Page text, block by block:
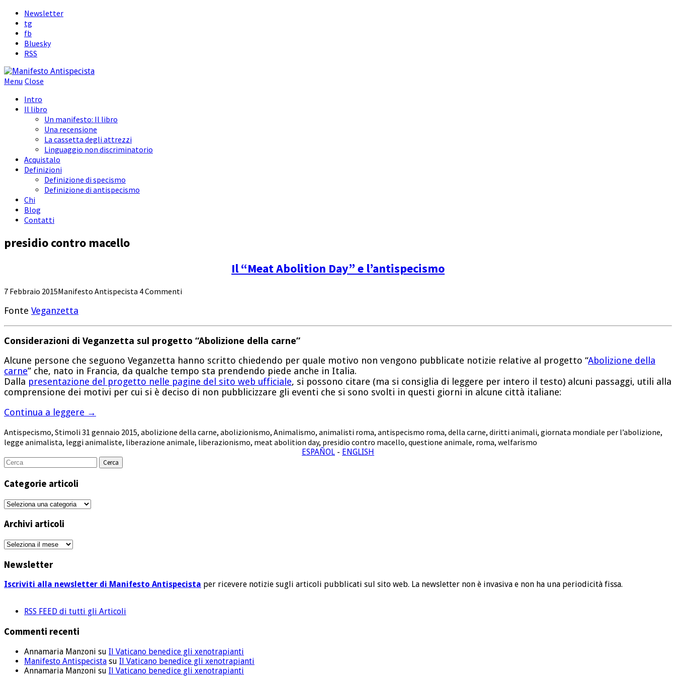
Newsletter
tg
fb
Bluesky
RSS
Menu Close
Intro
Il libro
Un manifesto: Il libro
Una recensione
La cassetta degli attrezzi
Linguaggio non discriminatorio
Acquistalo
Definizioni
Definizione di specismo
Definizione di antispecismo
Chi
Blog
Contatti
presidio contro macello
Il “Meat Abolition Day” e l’antispecismo
7 Febbraio 2015Manifesto Antispecista 4 Commenti
Fonte Veganzetta
Considerazioni di Veganzetta sul progetto “Abolizione della carne”
Alcune persone che seguono Veganzetta hanno scritto chiedendo per quale motivo non vengono pubblicate notizie relative al progetto “Abolizione della
carne” che, nato in Francia, da qualche tempo sta prendendo piede anche in Italia.
Dalla presentazione del progetto nelle pagine del sito web ufficiale, si possono citare (ma si consiglia di leggere per intero il testo) alcuni passaggi, utili alla
comprensione dei motivi per cui si è deciso di non pubblicizzare gli eventi che si sono svolti in questi giorni in alcune città italiane:
Continua a leggere →
Antispecismo, Stimoli31 gennaio 2015, abolizione della carne, abolizionismo, Animalismo, animalisti roma, antispecismo roma, della carne, diritti animali, giornata mondiale per l’abolizione,
legge animalista, leggi animaliste, liberazione animale, liberazionismo, meat abolition day, presidio contro macello, questione animale, roma, welfarismo
ESPAÑOL - ENGLISH
Cerca
per:
Categorie articoli
Categorie
Archivi articoli
Archivi
Newsletter
Iscriviti alla newsletter di Manifesto Antispecista per ricevere notizie sugli articoli pubblicati sul sito web. La newsletter non è invasiva e non ha una periodicità fissa.
RSS FEED di tutti gli Articoli
Commenti recenti
Annamaria Manzoni su Il Vaticano benedice gli xenotrapianti
Manifesto Antispecista su Il Vaticano benedice gli xenotrapianti
Annamaria Manzoni su Il Vaticano benedice gli xenotrapianti